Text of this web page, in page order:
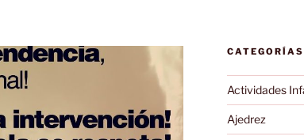
CATEGORÍAS
Actividades
Ajedrez